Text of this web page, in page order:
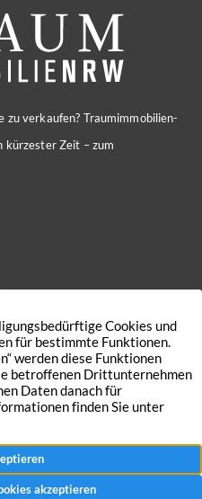
zu verkaufen? Traumimmobilien-
kürzester Zeit – zum
Nutzungsbedingungen
Datenschutz
Impressum